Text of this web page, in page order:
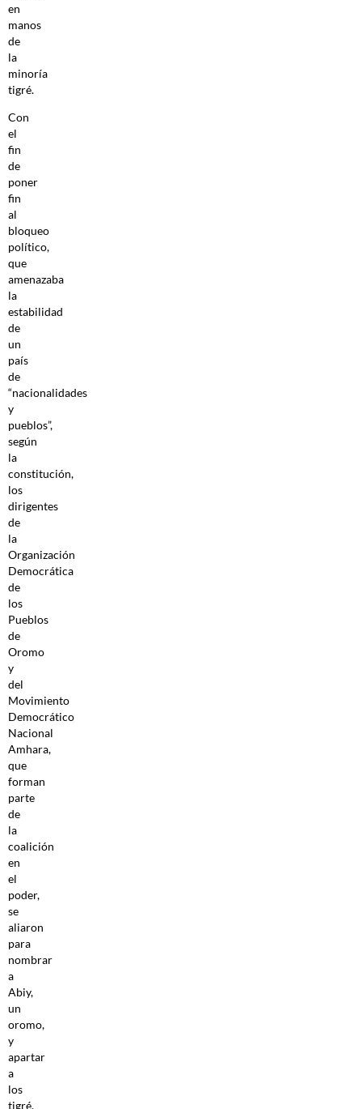
en
manos
de
la
minoría
tigré.
Con
el
fin
de
poner
fin
al
bloqueo
político,
que
amenazaba
la
estabilidad
de
un
país
de
“nacionalidades
y
pueblos”,
según
la
constitución,
los
dirigentes
de
la
Organización
Democrática
de
los
Pueblos
de
Oromo
y
del
Movimiento
Democrático
Nacional
Amhara,
que
forman
parte
de
la
coalición
en
el
poder,
se
aliaron
para
nombrar
a
Abiy,
un
oromo,
y
apartar
a
los
tigré,